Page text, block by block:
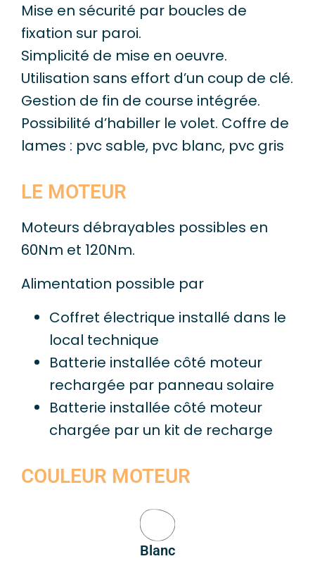
Mise en sécurité par boucles de
fixation sur paroi.
Simplicité de mise en oeuvre.
Utilisation sans effort d’un coup de clé.
Gestion de fin de course intégrée.
Possibilité d’habiller le volet. Coffre de
lames : pvc sable, pvc blanc, pvc gris
LE MOTEUR
Moteurs débrayables possibles en
60Nm et 120Nm.
Alimentation possible par
Coffret électrique installé dans le
local technique
Batterie installée côté moteur
rechargée par panneau solaire
Batterie installée côté moteur
chargée par un kit de recharge
COULEUR MOTEUR
Blanc